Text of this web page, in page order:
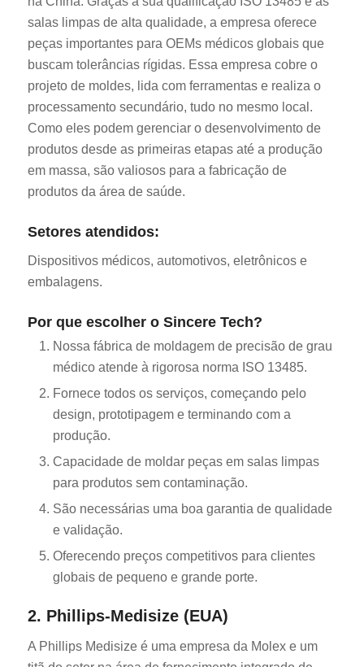
salas limpas de alta qualidade, a empresa oferece
peças importantes para OEMs médicos globais que
buscam tolerâncias rígidas. Essa empresa cobre o
projeto de moldes, lida com ferramentas e realiza o
processamento secundário, tudo no mesmo local.
Como eles podem gerenciar o desenvolvimento de
produtos desde as primeiras etapas até a produção
em massa, são valiosos para a fabricação de
produtos da área de saúde.
Setores atendidos:
Dispositivos médicos, automotivos, eletrônicos e
embalagens.
Por que escolher o Sincere Tech?
Nossa fábrica de moldagem de precisão de grau
médico atende à rigorosa norma ISO 13485.
Fornece todos os serviços, começando pelo
design, prototipagem e terminando com a
produção.
Capacidade de moldar peças em salas limpas
para produtos sem contaminação.
São necessárias uma boa garantia de qualidade
e validação.
Oferecendo preços competitivos para clientes
globais de pequeno e grande porte.
2. Phillips-Medisize (EUA)
A Phillips Medisize é uma empresa da Molex e um